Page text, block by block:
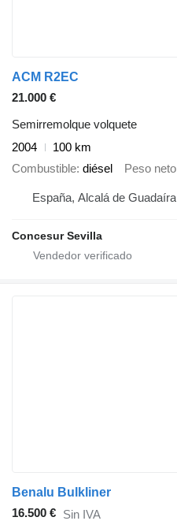
ACM R2EC
21.000 €
Semirremolque volquete
2004
100 km
Combustible diésel Peso neto
España, Alcalá de Guadaíra
Concesur Sevilla
Benalu Bulkliner
16.500 € Sin IVA